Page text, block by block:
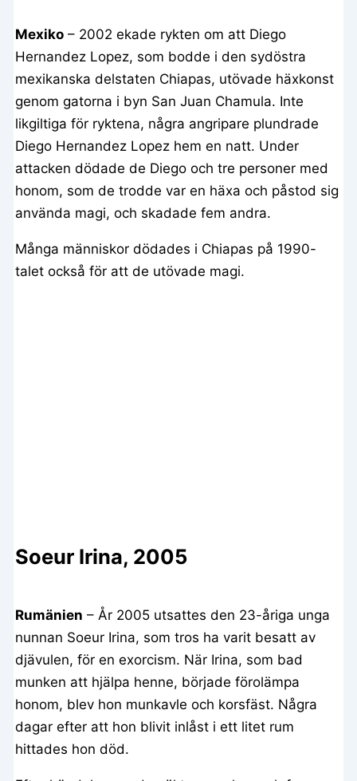
Mexiko – 2002 ekade rykten om att Diego
Hernandez Lopez, som bodde i den sydöstra
mexikanska delstaten Chiapas, utövade häxkonst
genom gatorna i byn San Juan Chamula. Inte
likgiltiga för ryktena, några angripare plundrade
Diego Hernandez Lopez hem en natt. Under
attacken dödade de Diego och tre personer med
honom, som de trodde var en häxa och påstod sig
använda magi, och skadade fem andra.
Många människor dödades i Chiapas på 1990-
talet också för att de utövade magi.
Soeur Irina, 2005
Rumänien – År 2005 utsattes den 23-åriga unga
nunnan Soeur Irina, som tros ha varit besatt av
djävulen, för en exorcism. När Irina, som bad
munken att hjälpa henne, började förolämpa
honom, blev hon munkavle och korsfäst. Några
dagar efter att hon blivit inlåst i ett litet rum
hittades hon död.